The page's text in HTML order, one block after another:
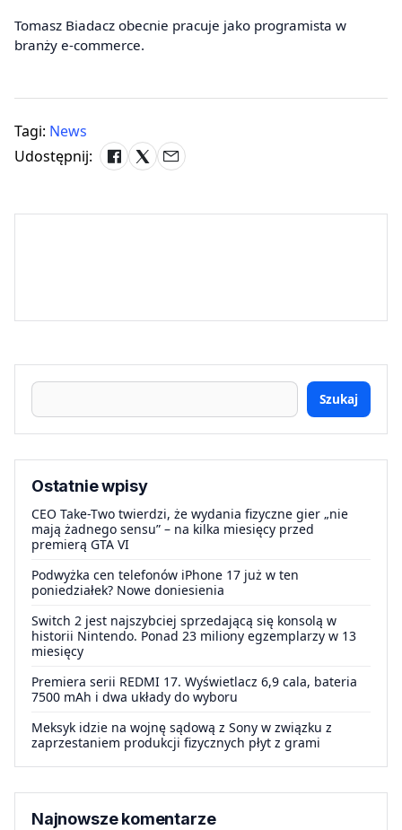
Tomasz Biadacz obecnie pracuje jako programista w
branży e-commerce.
Tagi: News
Udostępnij:
Szukaj
Ostatnie wpisy
CEO Take-Two twierdzi, że wydania fizyczne gier „nie
mają żadnego sensu” – na kilka miesięcy przed
premierą GTA VI
Podwyżka cen telefonów iPhone 17 już w ten
poniedziałek? Nowe doniesienia
Switch 2 jest najszybciej sprzedającą się konsolą w
historii Nintendo. Ponad 23 miliony egzemplarzy w 13
miesięcy
Premiera serii REDMI 17. Wyświetlacz 6,9 cala, bateria
7500 mAh i dwa układy do wyboru
Meksyk idzie na wojnę sądową z Sony w związku z
zaprzestaniem produkcji fizycznych płyt z grami
Najnowsze komentarze